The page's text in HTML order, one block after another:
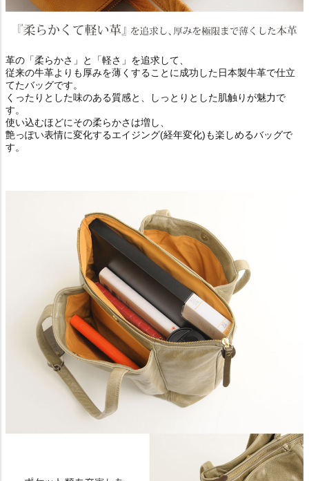
革の「柔らかさ」と「軽さ」を追求して、
従来の牛革よりも厚みを薄くすることに成功した日本製牛革で仕立
てたバッグです。
くったりとした味のある質感と、しっとりとした肌触りが魅力で
す。
使い込むほどにその柔らかさは増し、
艶っぽい表情に変化するエイジング(経年変化)も楽しめるバッグで
す。